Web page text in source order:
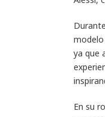
modelo
ya que
En su